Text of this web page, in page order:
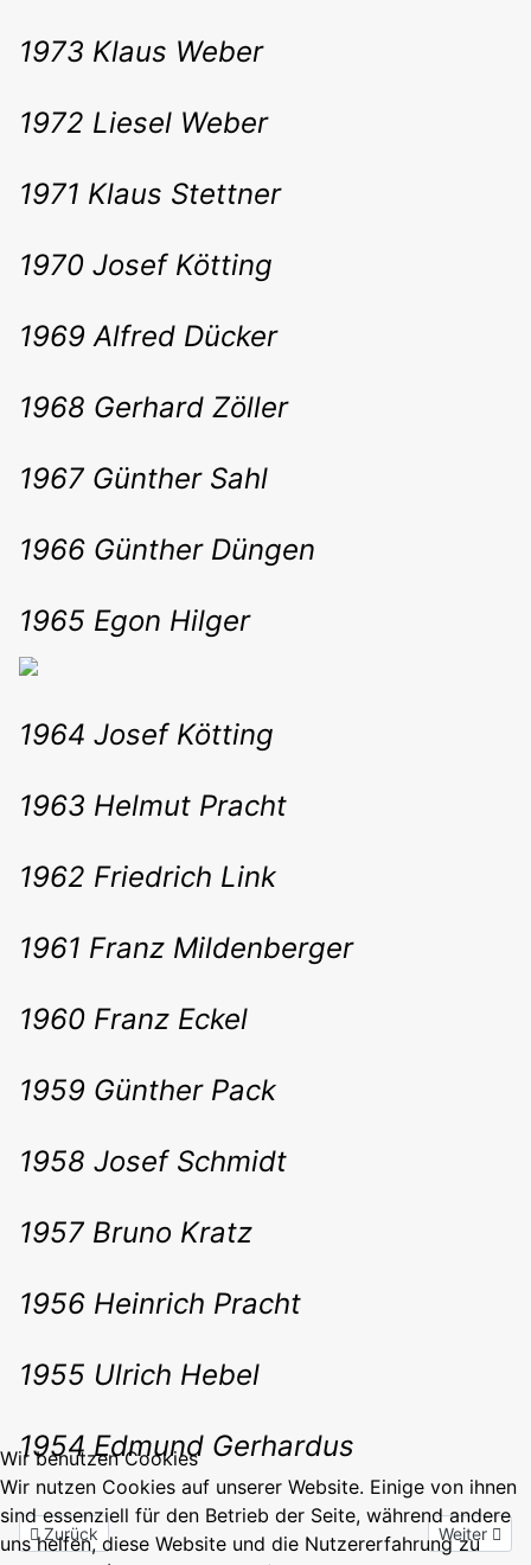
1973 Klaus Weber
1972 Liesel Weber
1971 Klaus Stettner
1970 Josef Kötting
1969 Alfred Dücker
1968 Gerhard Zöller
1967 Günther Sahl
1966 Günther Düngen
1965 Egon Hilger
1964 Josef Kötting
1963 Helmut Pracht
1962 Friedrich Link
1961 Franz Mildenberger
1960 Franz Eckel
1959 Günther Pack
1958 Josef Schmidt
1957 Bruno Kratz
1956 Heinrich Pracht
1955 Ulrich Hebel
1954 Edmund Gerhardus
Vorheriger Beitrag: Historisches
Zurück Nächster
Weiter
Wir benutzen Cookies
Wir nutzen Cookies auf unserer Website. Einige von ihnen
sind essenziell für den Betrieb der Seite, während andere
uns helfen, diese Website und die Nutzererfahrung zu